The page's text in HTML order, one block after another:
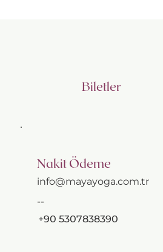
Nakit Ödeme
info@mayayoga.com.tr
--
+90 5307838390
Biletler